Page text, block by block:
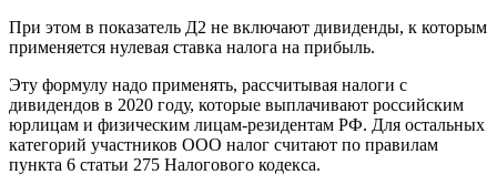
При этом в показатель Д2 не включают дивиденды, к которым
применяется нулевая ставка налога на прибыль.
Эту формулу надо применять, рассчитывая налоги с
дивидендов в 2020 году, которые выплачивают российским
юрлицам и физическим лицам-резидентам РФ. Для остальных
категорий участников ООО налог считают по правилам
пункта 6 статьи 275 Налогового кодекса.